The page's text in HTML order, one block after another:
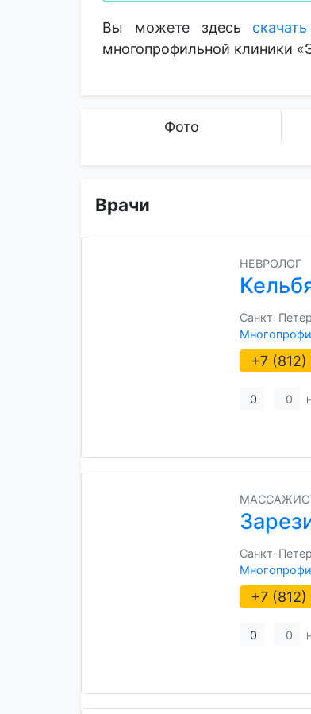
Вы можете здесь
многопрофильной клиники
Фото
Врачи
НЕВРОЛОГ
Санкт-
+7
0 0
Санкт-
+7
0 0